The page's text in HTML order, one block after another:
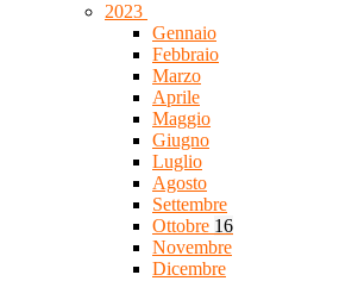
2023
Gennaio
Febbraio
Marzo
Aprile
Maggio
Giugno
Luglio
Agosto
Settembre
Ottobre 16
Novembre
Dicembre